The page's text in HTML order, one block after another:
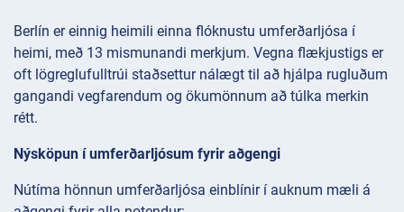
Berlín er einnig heimili einna flóknustu umferðarljósa í
heimi, með 13 mismunandi merkjum. Vegna flækjustigs er
oft lögreglufulltrúi staðsettur nálægt til að hjálpa rugluðum
gangandi vegfarendum og ökumönnum að túlka merkin
rétt.
Nýsköpun í umferðarljósum fyrir aðgengi
Nútíma hönnun umferðarljósa einblínir í auknum mæli á